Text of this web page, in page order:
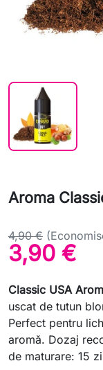
Aroma
4,90 €
3,90 €
Classic USA
uscat de tutun
Perfect pentru
aromă. Dozaj
de maturare: 15